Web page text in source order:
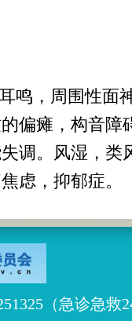
鸣，周围性面
偏瘫，构音障
调。风湿，类
虑，抑郁症。
（急诊急救